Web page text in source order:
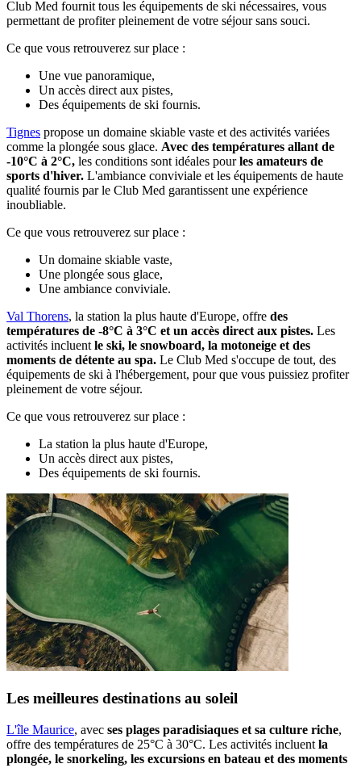
Club Med fournit tous les équipements de ski nécessaires, vous
permettant de profiter pleinement de votre séjour sans souci.
Ce que vous retrouverez sur place :
Une vue panoramique,
Un accès direct aux pistes,
Des équipements de ski fournis.
Tignes propose un domaine skiable vaste et des activités variées
comme la plongée sous glace. Avec des températures allant de
-10°C à 2°C, les conditions sont idéales pourles amateurs de
sports d'hiver. L'ambiance conviviale et les équipements de haute
qualité fournis par le Club Med garantissent une expérience
inoubliable.
Ce que vous retrouverez sur place :
Un domaine skiable vaste,
Une plongée sous glace,
Une ambiance conviviale.
Val Thorens, la station la plus haute d'Europe, offre des
températures de -8°C à 3°C et un accès direct aux pistes. Les
activités incluent le ski, le snowboard, la motoneige et des
moments de détente au spa. Le Club Med s'occupe de tout, des
équipements de ski à l'hébergement, pour que vous puissiez profiter
pleinement de votre séjour.
Ce que vous retrouverez sur place :
La station la plus haute d'Europe,
Un accès direct aux pistes,
Des équipements de ski fournis.
Les meilleures destinations au soleil
L'île Maurice, avec ses plages paradisiaques et sa culture riche,
offre des températures de 25°C à 30°C. Les activités incluent la
plongée, le snorkeling, les excursions en bateau et des moments